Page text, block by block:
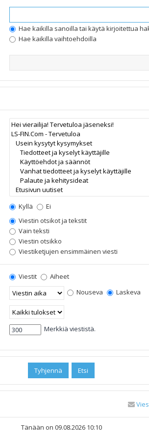
Hae kaikilla sanoilla tai käytä kirjoitettua
Hae kaikilla vaihtoehdoilla
Kyllä
Ei
Viestin otsikot ja tekstit
Vain teksti
Viestin otsikko
Viestiketjujen ensimmäinen viesti
Viestit
Aiheet
Nouseva
Laskeva
Merkkiä viestistä.
Tänään on 09.08.2026 10:10